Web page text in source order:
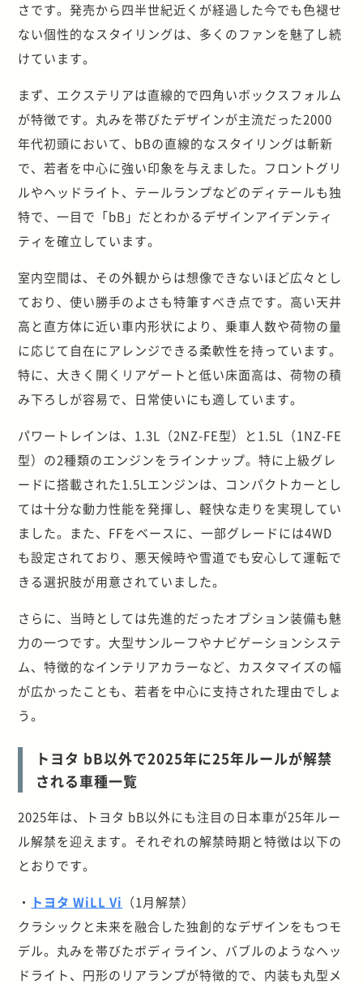
さです。発売から四半世紀近くが経過した今でも色褪せ
ない個性的なスタイリングは、多くのファンを魅了し続
けています。
まず、エクステリアは直線的で四角いボックスフォルム
が特徴です。丸みを帯びたデザインが主流だった2000
年代初頭において、bBの直線的なスタイリングは斬新
で、若者を中心に強い印象を与えました。フロントグリ
ルやヘッドライト、テールランプなどのディテールも独
特で、一目で「bB」だとわかるデザインアイデンティ
ティを確立しています。
室内空間は、その外観からは想像できないほど広々とし
ており、使い勝手のよさも特筆すべき点です。高い天井
高と直方体に近い車内形状により、乗車人数や荷物の量
に応じて自在にアレンジできる柔軟性を持っています。
特に、大きく開くリアゲートと低い床面高は、荷物の積
み下ろしが容易で、日常使いにも適しています。
パワートレインは、1.3L（2NZ-FE型）と1.5L（1NZ-FE
型）の2種類のエンジンをラインナップ。特に上級グレ
ードに搭載された1.5Lエンジンは、コンパクトカーとし
ては十分な動力性能を発揮し、軽快な走りを実現してい
ました。また、FFをベースに、一部グレードには4WD
も設定されており、悪天候時や雪道でも安心して運転で
きる選択肢が用意されていました。
さらに、当時としては先進的だったオプション装備も魅
力の一つです。大型サンルーフやナビゲーションシステ
ム、特徴的なインテリアカラーなど、カスタマイズの幅
が広かったことも、若者を中心に支持された理由でしょ
う。
トヨタ bB以外で2025年に25年ルールが解禁
される車種一覧
2025年は、トヨタ bB以外にも注目の日本車が25年ルー
ル解禁を迎えます。それぞれの解禁時期と特徴は以下の
とおりです。
・ トヨタ WiLL Vi （1月解禁）
クラシックと未来を融合した独創的なデザインをもつモ
デル。丸みを帯びたボディライン、バブルのようなヘッ
ドライト、円形のリアランプが特徴的で、内装も丸型メ